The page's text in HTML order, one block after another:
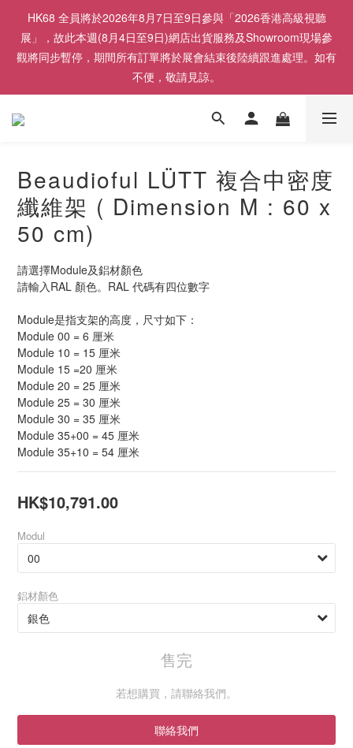
HK68 全員將於2026年8月7日至9日參與「2026香港高級視聽
展」，故此本週(8月4日至9日)網店出貨服務及Showroom現場參
觀將同步暫停，期間所有訂單將於展會結束後陸續跟進處理。如有
不便，敬請見諒。
Beaudioful LÜTT 複合中密度
纖維架 ( Dimension M : 60 x
50 cm)
請選擇Module及鋁材顏色
請輸入RAL 顏色。RAL 代碼有四位數字
Module是指支架的高度，尺寸如下：
Module 00 = 6 厘米
Module 10 = 15 厘米
Module 15 =20 厘米
Module 20 = 25 厘米
Module 25 = 30 厘米
Module 30 = 35 厘米
Module 35+00 = 45 厘米
Module 35+10 = 54 厘米
HK$10,791.00
Modul
鋁材顏色
售完
若想購買，請聯絡我們。
聯絡我們